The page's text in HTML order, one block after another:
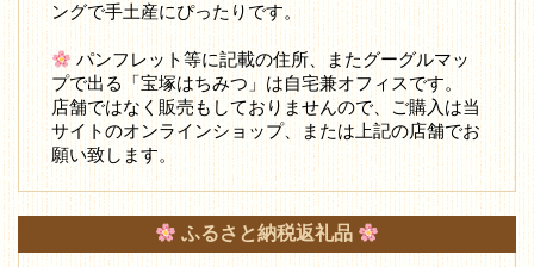
ングで手土産にぴったりです。
パンフレット等に記載の住所、またグーグルマッ
プで出る「宝塚はちみつ」は自宅兼オフィスです。
店舗ではなく販売もしておりませんので、ご購入は当
サイトのオンラインショップ、または上記の店舗でお
願い致します。
ふるさと納税返礼品